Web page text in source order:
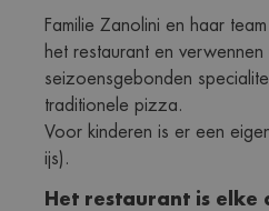
Familie Zanolini en haar
het restaurant en verwennen
seizoensgebonden
traditionele pizza.
Voor kinderen is er een
ijs).
Het restaurant is